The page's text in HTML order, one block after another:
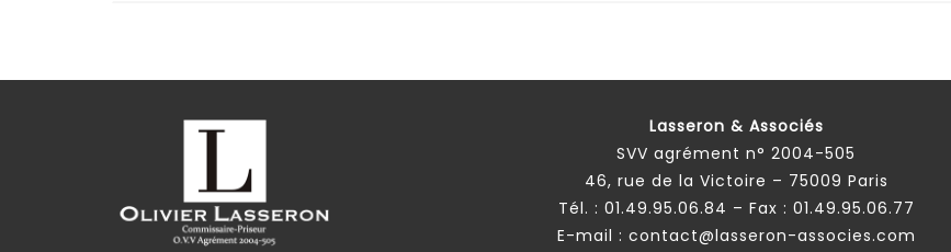
Lasseron & Associés
SVV agrément n° 2004-505
46, rue de la Victoire – 75009 Paris
Tél. : 01.49.95.06.84 – Fax : 01.49.95.06.77
E-mail : contact@lasseron-associes.com